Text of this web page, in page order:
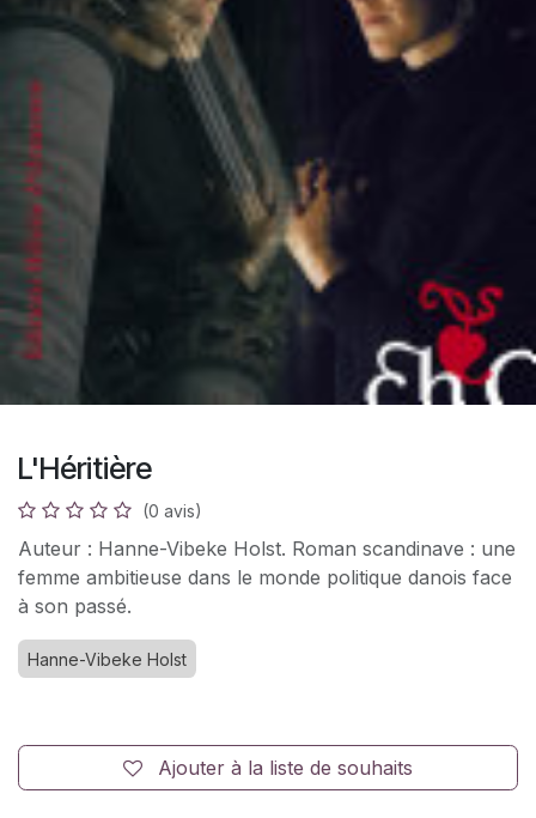
L'Héritière
(0 avis)
Auteur : Hanne-Vibeke Holst. Roman scandinave : une
femme ambitieuse dans le monde politique danois face
à son passé.
Hanne-Vibeke Holst
Ajouter à la liste de souhaits